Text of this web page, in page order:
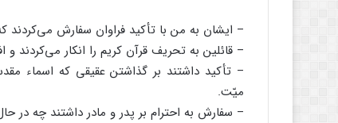
– ایشان به من با تأکید فراوان سفارش مى‌‌کردند
– قائلین به تحریف قرآن کریم را انکار مى‌‌کردند
– تأکید داشتند بر گذاشتن عقیقى که اسماء
میّت.
– سفارش به احترام بر پدر و مادر داشتند چه در